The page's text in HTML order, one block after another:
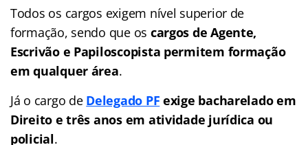
Todos os cargos exigem nível superior de
formação, sendo que os cargos de Agente,
Escrivão e Papiloscopista permitem formação
em qualquer área.
Já o cargo de Delegado PF exige bacharelado em
Direito e três anos em atividade jurídica ou
policial.